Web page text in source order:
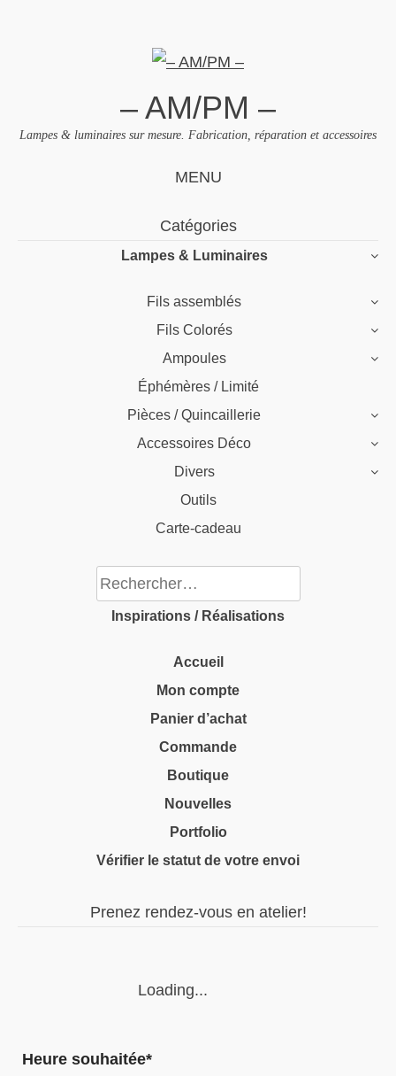
– AM/PM –
Lampes & luminaires sur mesure. Fabrication, réparation et accessoires
MENU
Catégories
Lampes & Luminaires
Fils assemblés
Fils Colorés
Ampoules
Éphémères / Limité
Pièces / Quincaillerie
Accessoires Déco
Divers
Outils
Carte-cadeau
Rechercher :
Inspirations / Réalisations
Accueil
Mon compte
Panier d’achat
Commande
Boutique
Nouvelles
Portfolio
Vérifier le statut de votre envoi
Prenez rendez-vous en atelier!
Loading...
Heure souhaitée*